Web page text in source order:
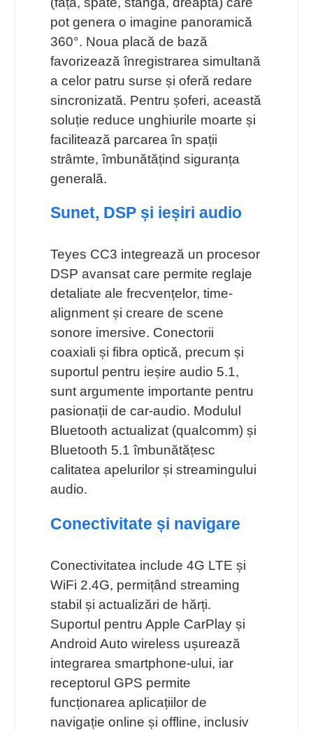
pot genera o imagine panoramică
360°. Noua placă de bază
favorizează înregistrarea simultană
a celor patru surse și oferă redare
sincronizată. Pentru șoferi, această
soluție reduce unghiurile moarte și
facilitează parcarea în spații
strâmte, îmbunătățind siguranța
generală.
Sunet, DSP și ieșiri audio
Teyes CC3 integrează un procesor
DSP avansat care permite reglaje
detaliate ale frecvențelor, time-
alignment și creare de scene
sonore imersive. Conectorii
coaxiali și fibra optică, precum și
suportul pentru ieșire audio 5.1,
sunt argumente importante pentru
pasionații de car-audio. Modulul
Bluetooth actualizat (qualcomm) și
Bluetooth 5.1 îmbunătățesc
calitatea apelurilor și streamingului
audio.
Conectivitate și navigare
Conectivitatea include 4G LTE și
WiFi 2.4G, permițând streaming
stabil și actualizări de hărți.
Suportul pentru Apple CarPlay și
Android Auto wireless ușurează
integrarea smartphone-ului, iar
receptorul GPS permite
funcționarea aplicațiilor de
navigație online și offline, inclusiv